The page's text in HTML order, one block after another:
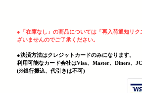
● 「在庫なし」の商品については「再入荷通知リ
ざいませんのでご了承ください。
●決済方法はクレジットカードのみになります。
利用可能なカード会社はVisa、Master、Diners、
(​※銀行振込、代引きは不可)